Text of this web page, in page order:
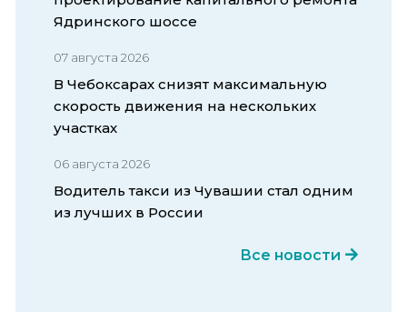
Ядринского шоссе
07 августа 2026
В Чебоксарах снизят максимальную
скорость движения на нескольких
участках
06 августа 2026
Водитель такси из Чувашии стал одним
из лучших в России
Все новости